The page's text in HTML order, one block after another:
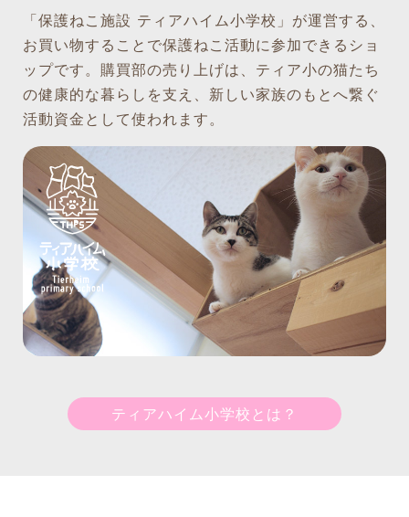
「保護ねこ施設 ティアハイム小学校」が運営する、
お買い物することで保護ねこ活動に参加できるショ
ップです。購買部の売り上げは、ティア小の猫たち
の健康的な暮らしを支え、新しい家族のもとへ繋ぐ
活動資金として使われます。
ティアハイム小学校とは？